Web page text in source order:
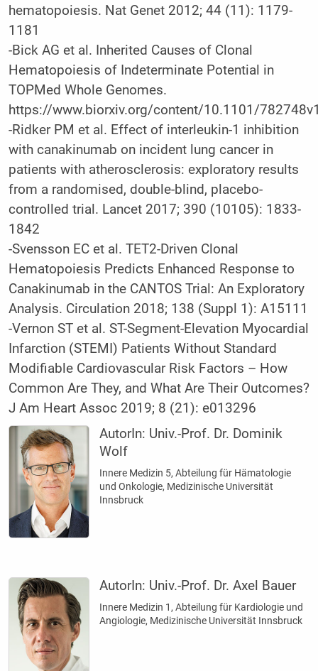
hematopoiesis. Nat Genet 2012; 44 (11): 1179-
1181
-Bick AG et al. Inherited Causes of Clonal
Hematopoiesis of Indeterminate Potential in
TOPMed Whole Genomes.
https://www.biorxiv.org/content/10.1101/
-Ridker PM et al. Effect of interleukin-1 inhibition
with canakinumab on incident lung cancer in
patients with atherosclerosis: exploratory results
from a randomised, double-blind, placebo-
controlled trial. Lancet 2017; 390 (10105): 1833-
1842
-Svensson EC et al. TET2-Driven Clonal
Hematopoiesis Predicts Enhanced Response to
Canakinumab in the CANTOS Trial: An Exploratory
Analysis. Circulation 2018; 138 (Suppl 1): A15111
-Vernon ST et al. ST-Segment-Elevation Myocardial
Infarction (STEMI) Patients Without Standard
Modifiable Cardiovascular Risk Factors – How
Common Are They, and What Are Their Outcomes?
J Am Heart Assoc 2019; 8 (21): e013296
AutorIn: Univ.-Prof. Dr. Dominik
Wolf
Innere Medizin 5, Abteilung für Hämatologie
und Onkologie, Medizinische Universität
Innsbruck
AutorIn: Univ.-Prof. Dr. Axel Bauer
Innere Medizin 1, Abteilung für Kardiologie und
Angiologie, Medizinische Universität Innsbruck